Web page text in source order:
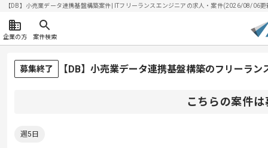
【DB】小売業データ連携基盤構築案件| ITフリーランスエンジニアの求人・案件(2026/08/06更
企業の方 案件検索
募集終了 【DB】小売業データ連携基盤構築のフリーラン
こちらの案件
週5日